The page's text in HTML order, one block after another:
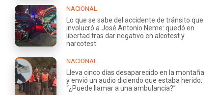
NACIONAL
Lo que se sabe del accidente de tránsito que
involucró a José Antonio Neme: quedó en
libertad tras dar negativo en alcotest y
narcotest
NACIONAL
Lleva cinco días desaparecido en la montaña
y envió un audio diciendo que estaba herido:
“¿Puede llamar a una ambulancia?”